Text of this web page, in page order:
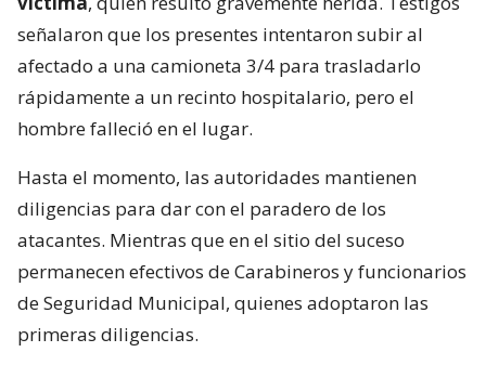
señalaron que los presentes intentaron subir al
afectado a una camioneta 3/4 para trasladarlo
rápidamente a un recinto hospitalario, pero el
hombre falleció en el lugar.
Hasta el momento, las autoridades mantienen
diligencias para dar con el paradero de los
atacantes. Mientras que en el sitio del suceso
permanecen efectivos de Carabineros y funcionarios
de Seguridad Municipal, quienes adoptaron las
primeras diligencias.